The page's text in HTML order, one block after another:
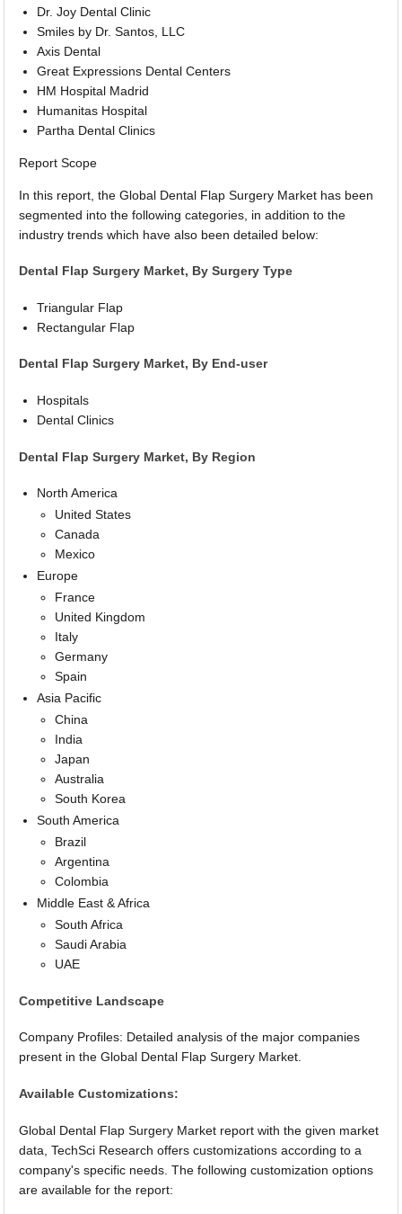
Dr. Joy Dental Clinic
Smiles by Dr. Santos, LLC
Axis Dental
Great Expressions Dental Centers
HM Hospital Madrid
Humanitas Hospital
Partha Dental Clinics
Report Scope
In this report, the Global Dental Flap Surgery Market has been
segmented into the following categories, in addition to the
industry trends which have also been detailed below:
Dental Flap Surgery Market, By Surgery Type
Triangular Flap
Rectangular Flap
Dental Flap Surgery Market, By End-user
Hospitals
Dental Clinics
Dental Flap Surgery Market, By Region
North America
United States
Canada
Mexico
Europe
France
United Kingdom
Italy
Germany
Spain
Asia Pacific
China
India
Japan
Australia
South Korea
South America
Brazil
Argentina
Colombia
Middle East & Africa
South Africa
Saudi Arabia
UAE
Competitive Landscape
Company Profiles: Detailed analysis of the major companies
present in the Global Dental Flap Surgery Market.
Available Customizations:
Global Dental Flap Surgery Market report with the given market
data, TechSci Research offers customizations according to a
company's specific needs. The following customization options
are available for the report: